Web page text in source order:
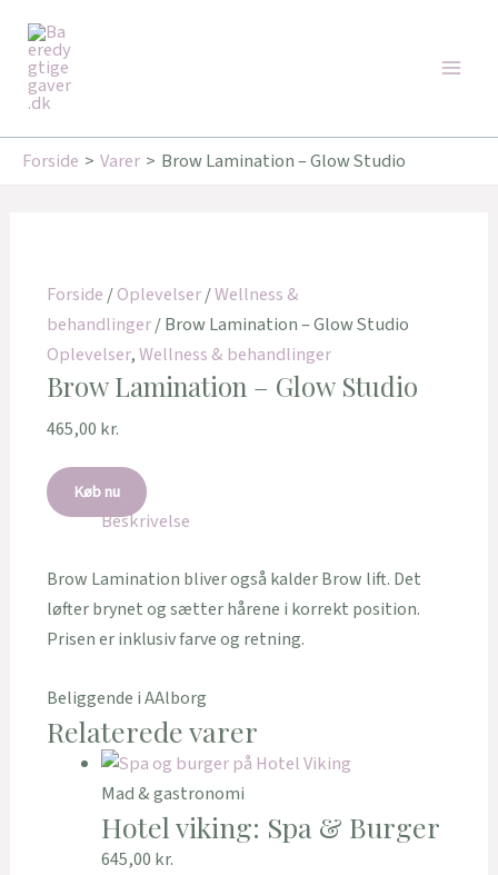
indholdet
Forside Varer Brow Lamination – Glow Studio
Forside/Oplevelser/Wellness &
behandlinger/ Brow Lamination – Glow Studio
Oplevelser,Wellness & behandlinger
Brow Lamination – Glow Studio
465,00 kr.
Køb nu
Beskrivelse
Brow Lamination bliver også kalder Brow lift. Det
løfter brynet og sætter hårene i korrekt position.
Prisen er inklusiv farve og retning.
Beliggende i AAlborg
Relaterede varer
Mad & gastronomi
Hotel viking: Spa & Burger
645,00 kr.